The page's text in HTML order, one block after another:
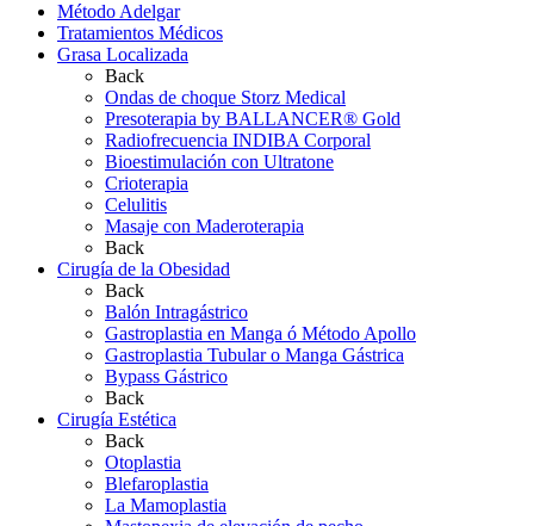
Método Adelgar
Tratamientos Médicos
Grasa Localizada
Back
Ondas de choque Storz Medical
Presoterapia by BALLANCER® Gold
Radiofrecuencia INDIBA Corporal
Bioestimulación con Ultratone
Crioterapia
Celulitis
Masaje con Maderoterapia
Back
Cirugía de la Obesidad
Back
Balón Intragástrico
Gastroplastia en Manga ó Método Apollo
Gastroplastia Tubular o Manga Gástrica
Bypass Gástrico
Back
Cirugía Estética
Back
Otoplastia
Blefaroplastia
La Mamoplastia